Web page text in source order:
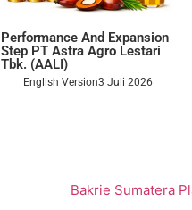
Performance And Expansion
Step PT Astra Agro Lestari
Tbk. (AALI)
English Version3 Juli 2026